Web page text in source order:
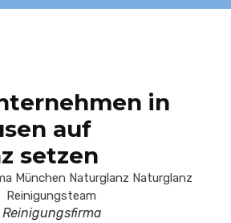
in
auf
setzen
Reinigungsfirma